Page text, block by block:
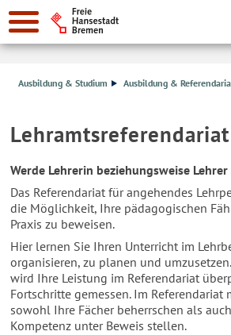
Suche:
Ausbildung & Studium Ausbildung &
Lehramtsreferendariat
Werde Lehrerin beziehungsweise
Das Referendariat für angehendes
die Möglichkeit, Ihre pädagogischen
Praxis zu beweisen.
Hier lernen Sie Ihren Unterricht im
organisieren, zu planen und
wird Ihre Leistung im Referendariat
Fortschritte gemessen. Im Referendariat
sowohl Ihre Fächer beherrschen als
Kompetenz unter Beweis stellen.